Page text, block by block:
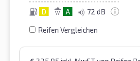
D A 72 dB
Reifen Vergleichen